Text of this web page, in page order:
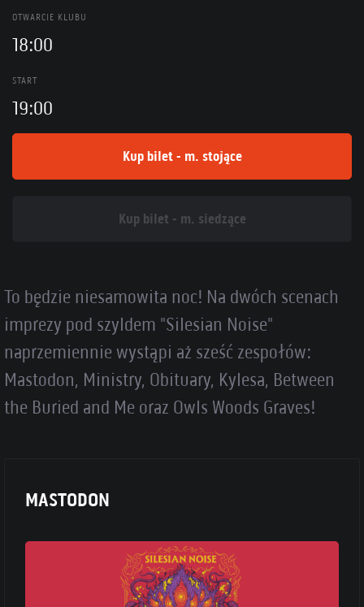
OTWARCIE KLUBU
18:00
START
19:00
Kup bilet - m. stojące
Kup bilet - m. siedzące
To będzie niesamowita noc! Na dwóch scenach
imprezy pod szyldem "Silesian Noise"
naprzemiennie wystąpi aż sześć zespołów:
Mastodon, Ministry, Obituary, Kylesa, Between
the Buried and Me oraz Owls Woods Graves!
MASTODON